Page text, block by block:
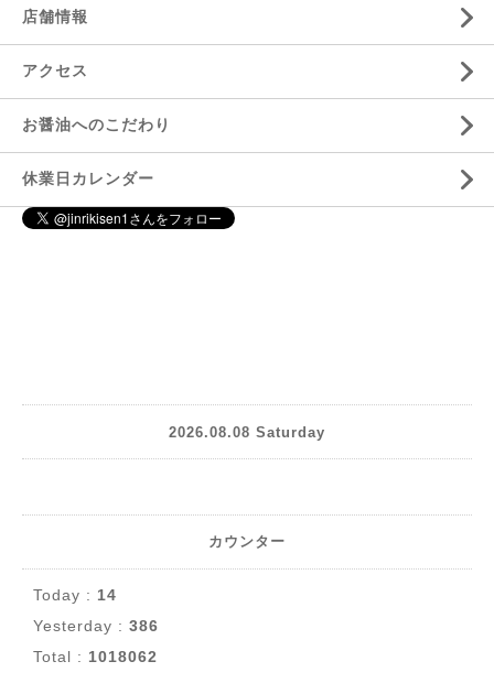
店舗情報
アクセス
お醤油へのこだわり
休業日カレンダー
2026.08.08 Saturday
カウンター
Today : 14
Yesterday : 386
Total : 1018062